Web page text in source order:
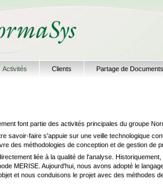
Activités Clients Partage de Documents
font partie des activités principales du groupe
savoir-faire s'appuie sur une veille technologique
des méthodologies de conception et de gestion de
liée à la qualité de l'analyse. Historiquement,
MERISE. Aujourd'hui, nous avons adopté le
et nous conduisons le projet avec des méthodes